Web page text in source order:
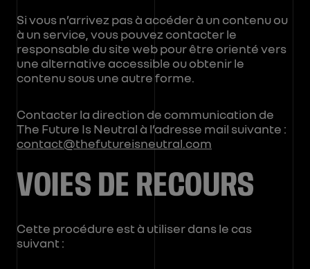
Si vous n’arrivez pas à accéder à un contenu ou
à un service, vous pouvez contacter le
responsable du site web pour être orienté vers
une alternative accessible ou obtenir le
contenu sous une autre forme.
Contacter la direction de communication de
The Future Is Neutral à l’adresse mail suivante :
contact@thefutureisneutral.com
VOIES DE RECOURS
Cette procédure est à utiliser dans le cas
suivant :